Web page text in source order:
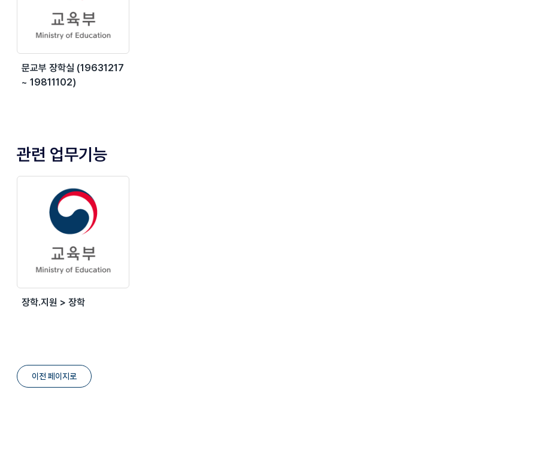
문교부 장학실 (19631217
~ 19811102)
관련 업무기능
장학.지원 > 장학
이전 페이지로